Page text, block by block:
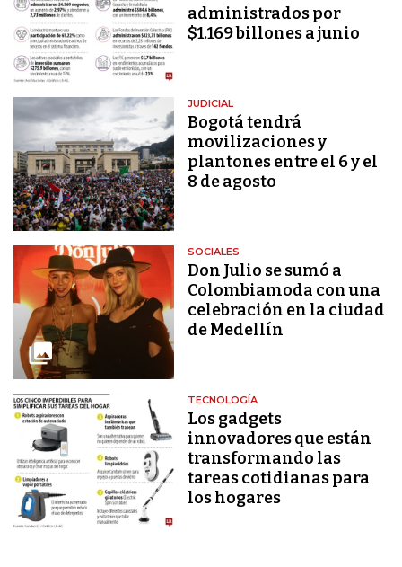
administrados por
$1.169 billones a junio
JUDICIAL
Bogotá tendrá
movilizaciones y
plantones entre el 6 y el
8 de agosto
SOCIALES
Don Julio se sumó a
Colombiamoda con una
celebración en la ciudad
de Medellín
TECNOLOGÍA
Los gadgets
innovadores que están
transformando las
tareas cotidianas para
los hogares